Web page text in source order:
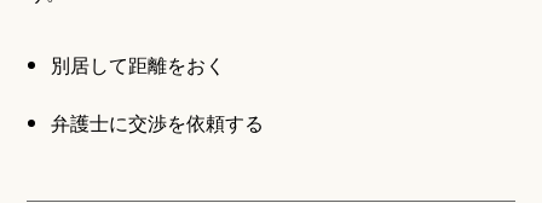
別居して距離をおく
弁護士に交渉を依頼する